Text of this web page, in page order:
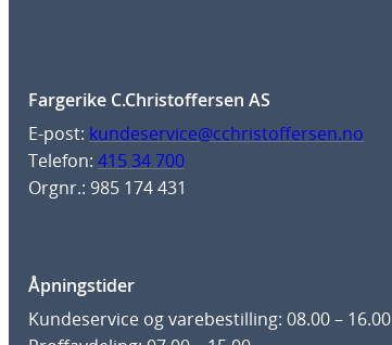
Fargerike C.Christoffersen AS
E-post: kundeservice@cchristoffersen.no
Telefon: 415 34 700
Orgnr.: 985 174 431
Åpningstider
Kundeservice og varebestilling: 08.00 – 16.00